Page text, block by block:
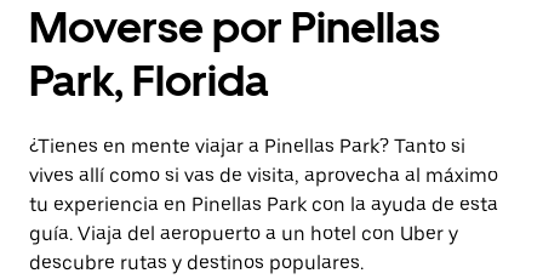
Moverse por Pinellas
Park, Florida
¿Tienes en mente viajar a Pinellas Park? Tanto si
vives allí como si vas de visita, aprovecha al máximo
tu experiencia en Pinellas Park con la ayuda de esta
guía. Viaja del aeropuerto a un hotel con Uber y
descubre rutas y destinos populares.